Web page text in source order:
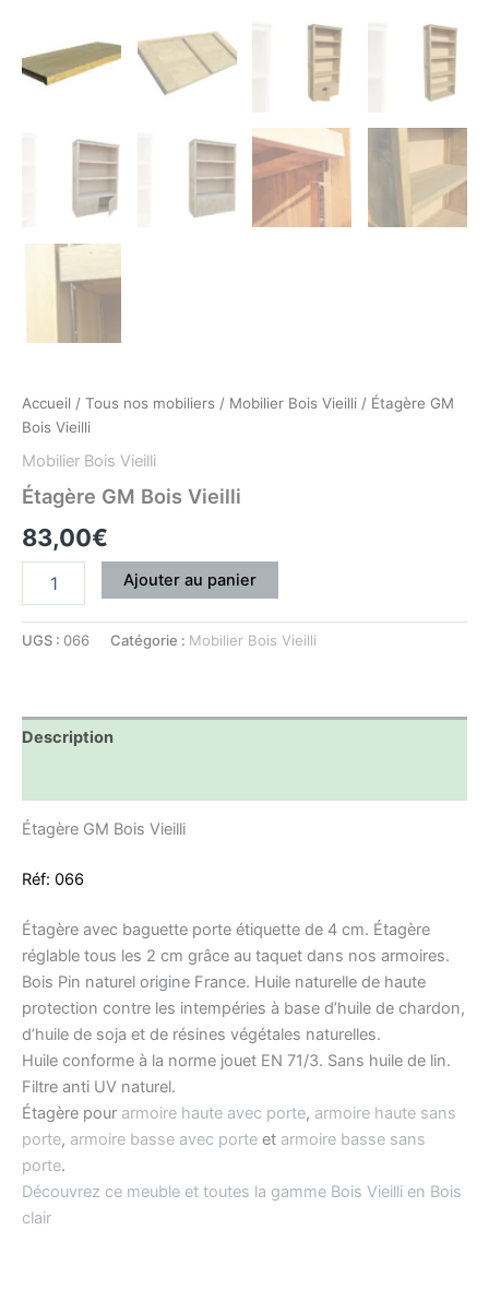
Accueil / Tous nos mobiliers / Mobilier Bois Vieilli / Étagère GM
Bois Vieilli
Mobilier Bois Vieilli
Étagère GM Bois Vieilli
83,00€
Ajouter au panier
UGS : 066 Catégorie : Mobilier Bois Vieilli
Description
Étagère GM Bois Vieilli
Réf: 066
Étagère avec baguette porte étiquette de 4 cm. Étagère
réglable tous les 2 cm grâce au taquet dans nos armoires.
Bois Pin naturel origine France. Huile naturelle de haute
protection contre les intempéries à base d’huile de chardon,
d’huile de soja et de résines végétales naturelles.
Huile conforme à la norme jouet EN 71/3. Sans huile de lin.
Filtre anti UV naturel.
Étagère pour armoire haute avec porte, armoire haute sans
porte, armoire basse avec porte et armoire basse sans
porte.
Découvrez ce meuble et toutes la gamme Bois Vieilli en Bois
clair